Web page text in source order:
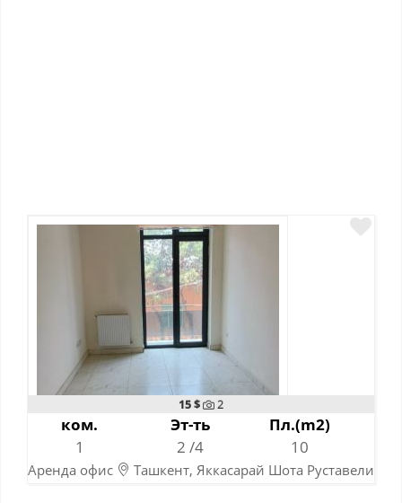
15 $ 2
ком.
1
Эт-ть
2 /4
Пл.(m2)
10
Аренда офис Ташкент, Яккасарай Шота Руставели